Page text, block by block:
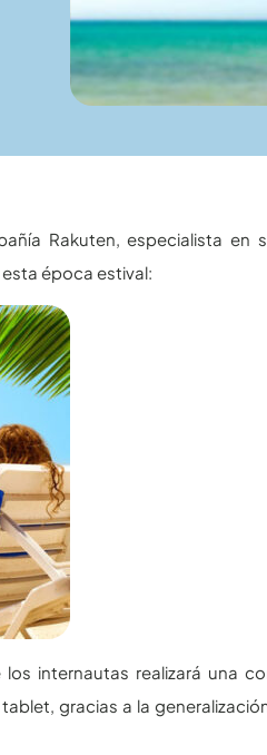
Rakuten, especialista en
esta época estival:
internautas realizará una
gracias a la